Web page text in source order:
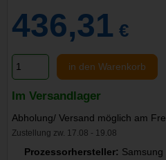
436,31 €
in den Warenkorb
Im Versandlager
Abholung/ Versand möglich am
Zustellung zw. 17.08 - 19.08
Prozessorhersteller: Samsung